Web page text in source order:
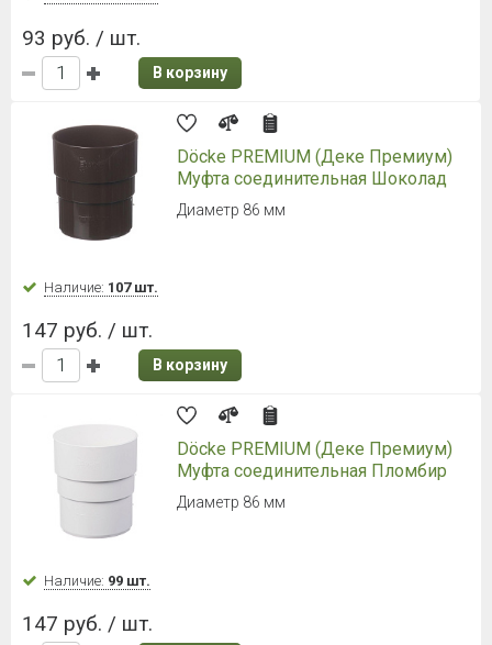
93 руб. / шт.
В корзину
Döcke PREMIUM (Деке Премиум)
Муфта соединительная Шоколад
Диаметр 86 мм
Наличие: 107 шт.
147 руб. / шт.
В корзину
Döcke PREMIUM (Деке Премиум)
Муфта соединительная Пломбир
Диаметр 86 мм
Наличие: 99 шт.
147 руб. / шт.